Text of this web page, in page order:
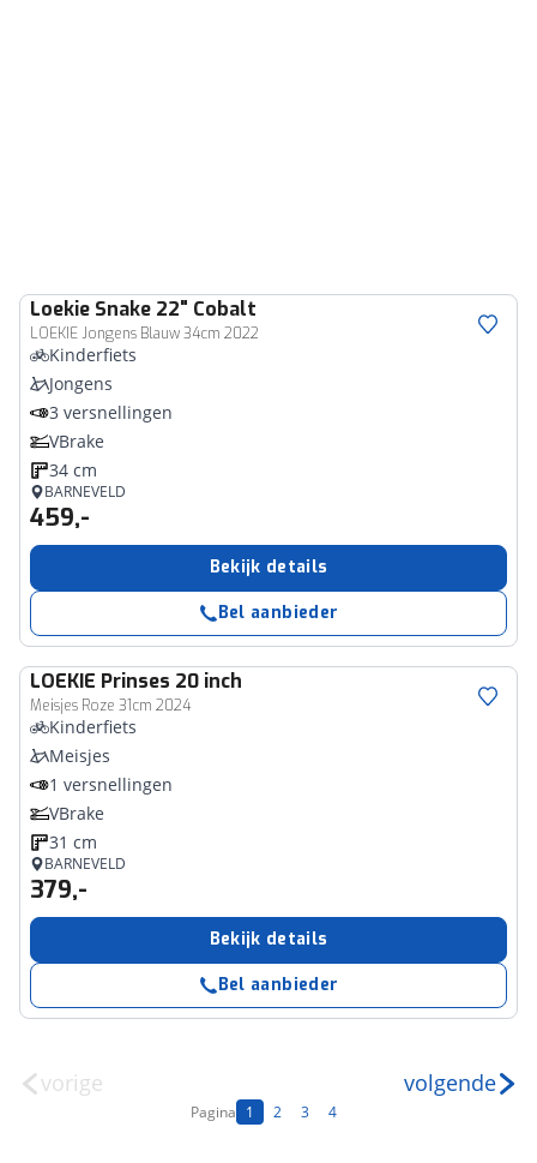
Loekie Snake 22" Cobalt
LOEKIE Jongens Blauw 34cm 2022
Kinderfiets
Jongens
3 versnellingen
VBrake
34 cm
BARNEVELD
459,-
Bekijk details
Bel aanbieder
LOEKIE Prinses 20 inch
Meisjes Roze 31cm 2024
Kinderfiets
Meisjes
1 versnellingen
VBrake
31 cm
BARNEVELD
379,-
Bekijk details
Bel aanbieder
vorige
Pagina 1 2 3 4
volgende